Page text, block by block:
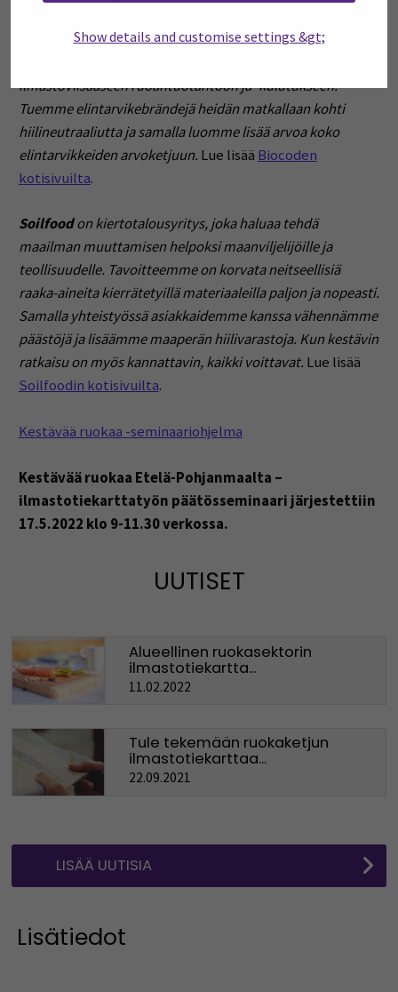
Show details and customise settings &gt;
ilmastoviisaaseen ruoantuotantoon ja -kulutukseen.
Tuemme elintarvikebrändejä heidän matkallaan kohti
hiilineutraaliutta ja samalla luomme lisää arvoa koko
elintarvikkeiden arvoketjuun. Lue lisää Biocoden
kotisivuilta.
Soilfood on kiertotalousyritys, joka haluaa tehdä
maailman muuttamisen helpoksi maanviljelijöille ja
teollisuudelle. Tavoitteemme on korvata neitseellisiä
raaka-aineita kierrätetyillä materiaaleilla paljon ja nopeasti.
Samalla yhteistyössä asiakkaidemme kanssa vähennämme
päästöjä ja lisäämme maaperän hiilivarastoja. Kun kestävin
ratkaisu on myös kannattavin, kaikki voittavat. Lue lisää
Soilfoodin kotisivuilta.
Kestävää ruokaa -seminaariohjelma
Kestävää ruokaa Etelä-Pohjanmaalta –
ilmastotiekarttatyön päätösseminaari järjestettiin
17.5.2022 klo 9-11.30 verkossa.
UUTISET
Alueellinen ruokasektorin
ilmastotiekartta...
11.02.2022
Tule tekemään ruokaketjun
ilmastotiekarttaa...
22.09.2021
LISÄÄ UUTISIA
Lisätiedot